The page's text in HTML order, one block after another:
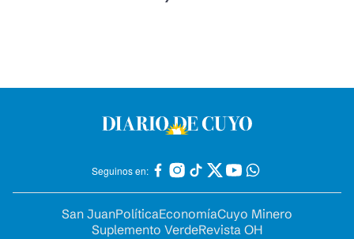
Seguinos en:
San JuanPolíticaEconomíaCuyo Minero
Suplemento VerdeRevista OH